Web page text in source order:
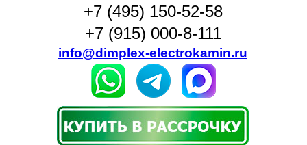
+7 (495) 150-52-58
+7 (915) 000-8-111
info@dimplex-electrokamin.ru